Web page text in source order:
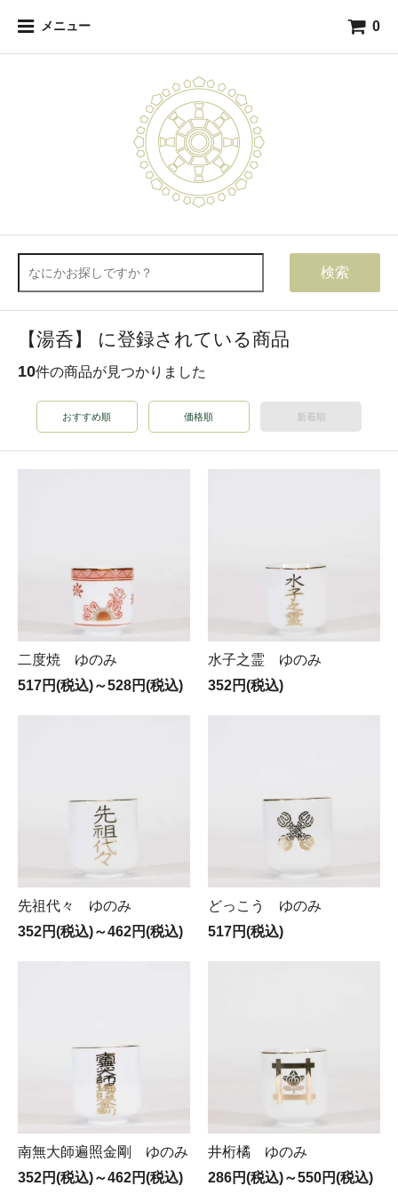
メニュー 0
検索
【湯呑】 に登録されている商品
10件の商品が見つかりました
おすすめ順 価格順 新着順
二度焼 ゆのみ
517円(税込)～528円(税込)
水子之霊 ゆのみ
352円(税込)
先祖代々 ゆのみ
352円(税込)～462円(税込)
どっこう ゆのみ
517円(税込)
南無大師遍照金剛 ゆのみ
352円(税込)～462円(税込)
井桁橘 ゆのみ
286円(税込)～550円(税込)